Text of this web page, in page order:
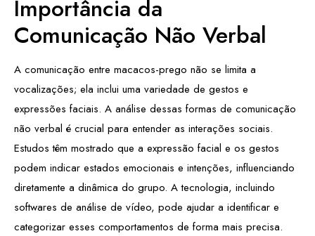
Importância da
Comunicação Não Verbal
A comunicação entre macacos-prego não se limita a
vocalizações; ela inclui uma variedade de gestos e
expressões faciais. A análise dessas formas de comunicação
não verbal é crucial para entender as interações sociais.
Estudos têm mostrado que a expressão facial e os gestos
podem indicar estados emocionais e intenções, influenciando
diretamente a dinâmica do grupo. A tecnologia, incluindo
softwares de análise de vídeo, pode ajudar a identificar e
categorizar esses comportamentos de forma mais precisa.